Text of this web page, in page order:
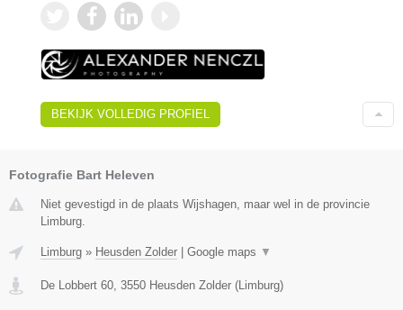
BEKIJK VOLLEDIG PROFIEL
Fotografie Bart Heleven
Niet gevestigd in de plaats Wijshagen, maar wel in de provincie
Limburg.
Limburg » Heusden Zolder Google maps ▼
De Lobbert 60 3550 Heusden Zolder ( Limburg)